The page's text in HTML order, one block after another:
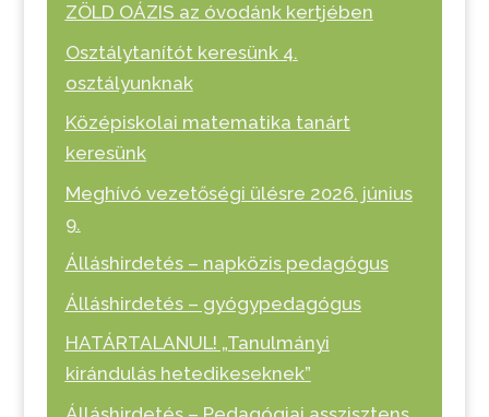
ZÖLD OÁZIS az óvodánk kertjében
Osztálytanítót keresünk 4.
osztályunknak
Középiskolai matematika tanárt
keresünk
Meghívó vezetőségi ülésre 2026. június
9.
Álláshirdetés – napközis pedagógus
Álláshirdetés – gyógypedagógus
HATÁRTALANUL! „Tanulmányi
kirándulás hetedikeseknek”